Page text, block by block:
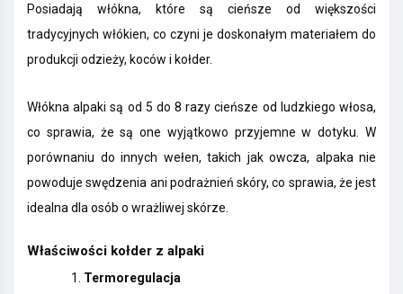
Posiadają włókna, które są cieńsze od większości
tradycyjnych włókien, co czyni je doskonałym materiałem do
produkcji odzieży, koców i kołder.
Włókna alpaki są od 5 do 8 razy cieńsze od ludzkiego włosa,
co sprawia, że są one wyjątkowo przyjemne w dotyku. W
porównaniu do innych wełen, takich jak owcza, alpaka nie
powoduje swędzenia ani podrażnień skóry, co sprawia, że jest
idealna dla osób o wrażliwej skórze.
Właściwości kołder z alpaki
Termoregulacja